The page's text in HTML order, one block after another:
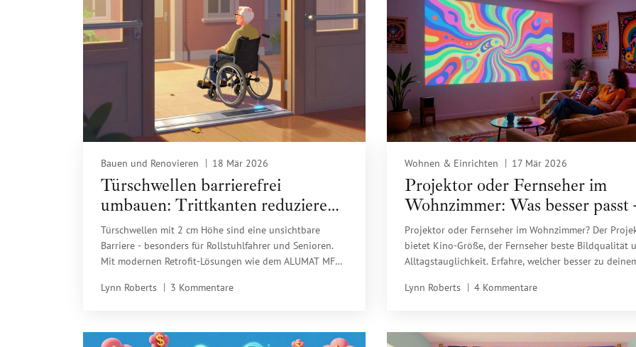
Bauen und Renovieren 18 Mär 2026
Türschwellen barrierefrei
umbauen: Trittkanten reduzieren
mit modernen Lösungen
Türschwellen mit 2 cm Höhe sind eine unsichtbare
Barriere - besonders für Rollstuhlfahrer und Senioren.
Mit modernen Retrofit-Lösungen wie dem ALUMAT MFZ
Kosten ab 250 €, sofort nutzbar, wasserdicht und
Lynn Roberts 3 Kommentare
Wohnen & Einrichten 17 Mär 2026
Projektor oder Fernseher im
Wohnzimmer: Was besser passt
Vor- und Nachteile im Vergleich
Projektor oder Fernseher im Wohnzimmer? Der
bietet Kino-Größe, der Fernseher beste Bildqualität
Alltagstauglichkeit. Erfahre, welcher besser zu
Preisvergleichen und praktischen Tipps.
Lynn Roberts 4 Kommentare